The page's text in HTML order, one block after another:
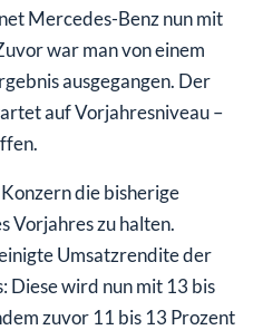
Mercedes-Benz nun mit
war man von einem
ausgegangen. Der
auf Vorjahresniveau –
die bisherige
Vorjahres zu halten.
Umsatzrendite der
Diese wird nun mit 13 bis
zuvor 11 bis 13 Prozent